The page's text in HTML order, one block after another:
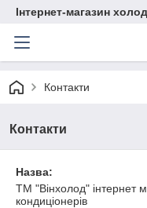
Інтернет-магазин
Контакти
Контакти
Назва:
ТМ "Вінхолод" інтернет
кондиціонерів